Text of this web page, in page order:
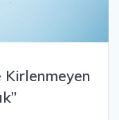
Kirlenmeyen